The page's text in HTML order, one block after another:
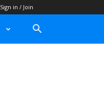
Sign in / Join